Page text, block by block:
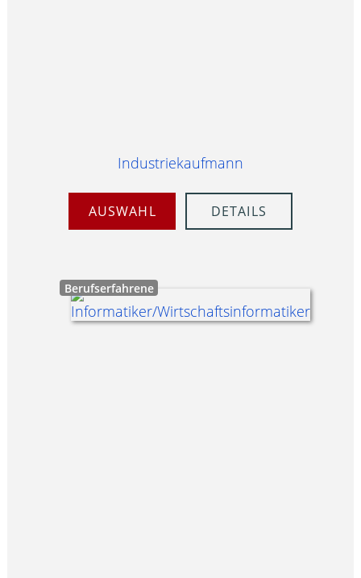
Industriekaufmann
AUSWAHL DETAILS
Berufserfahrene